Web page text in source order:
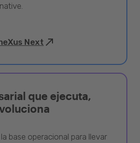
Next
que ejecuta,
la base operacional para llevar